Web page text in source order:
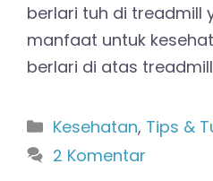
berlari tuh di treadmill
manfaat untuk
berlari di atas
Kategori
Kesehatan, Tips &
2 Komentar